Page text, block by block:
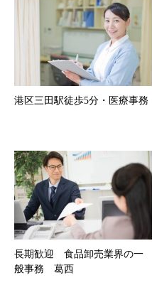
港区三田駅徒歩5分・医療事務
長期歓迎 食品卸売業界の一
般事務 葛西